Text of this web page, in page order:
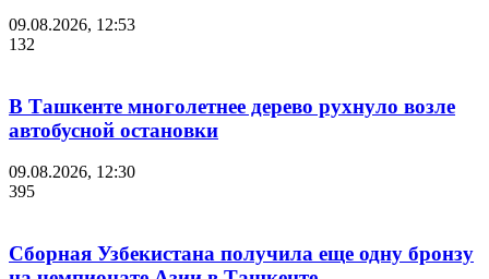
09.08.2026, 12:53
132
В Ташкенте многолетнее дерево рухнуло возле
автобусной остановки
09.08.2026, 12:30
395
Сборная Узбекистана получила еще одну бронзу